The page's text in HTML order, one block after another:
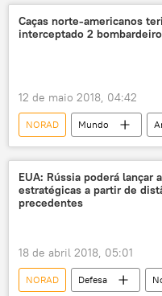
Ministério da Defesa (Rússia)
F-22
escolta
Caças norte-americanos
interceptado 2
12 de maio 2018, 04:42
NORAD Mundo
Notícias
Alasca
EUA
Rússia
EUA: Rússia poderá lançar
estratégicas a partir de
precedentes
18 de abril 2018, 05:01
NORAD Defesa